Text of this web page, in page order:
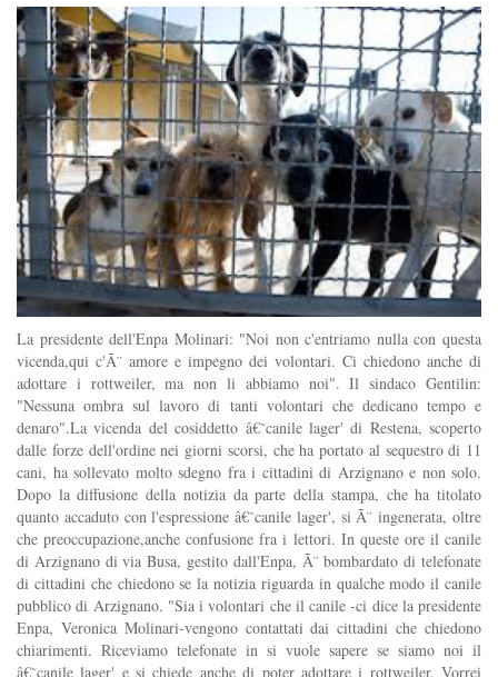
La presidente dell'Enpa Molinari: "Noi non c'entriamo nulla con questa
vicenda,qui c'Ã¨ amore e impegno dei volontari. Ci chiedono anche di
adottare i rottweiler, ma non li abbiamo noi". Il sindaco Gentilin:
"Nessuna ombra sul lavoro di tanti volontari che dedicano tempo e
denaro".La vicenda del cosiddetto â€˜canile lager' di Restena, scoperto
dalle forze dell'ordine nei giorni scorsi, che ha portato al sequestro di 11
cani, ha sollevato molto sdegno fra i cittadini di Arzignano e non solo.
Dopo la diffusione della notizia da parte della stampa, che ha titolato
quanto accaduto con l'espressione â€˜canile lager', si Ã¨ ingenerata, oltre
che preoccupazione,anche confusione fra i lettori. In queste ore il canile
di Arzignano di via Busa, gestito dall'Enpa, Ã¨ bombardato di telefonate
di cittadini che chiedono se la notizia riguarda in qualche modo il canile
pubblico di Arzignano. "Sia i volontari che il canile -ci dice la presidente
Enpa, Veronica Molinari-vengono contattati dai cittadini che chiedono
chiarimenti. Riceviamo telefonate in si vuole sapere se siamo noi il
â€˜canile lager' e si chiede anche di poter adottare i rottweiler. Vorrei